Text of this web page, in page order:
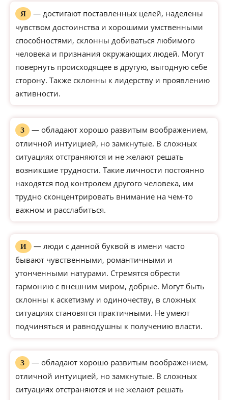
Я
— достигают поставленных целей, наделены
чувством достоинства и хорошими умственными
способностями, склонны добиваться любимого
человека и признания окружающих людей. Могут
повернуть происходящее в другую, выгодную себе
сторону. Также склонны к лидерству и проявлению
активности.
З
— обладают хорошо развитым воображением,
отличной интуицией, но замкнутые. В сложных
ситуациях отстраняются и не желают решать
возникшие трудности. Такие личности постоянно
находятся под контролем другого человека, им
трудно сконцентрировать внимание на чем-то
важном и расслабиться.
И
— люди с данной буквой в имени часто
бывают чувственными, романтичными и
утонченными натурами. Стремятся обрести
гармонию с внешним миром, добрые. Могут быть
склонны к аскетизму и одиночеству, в сложных
ситуациях становятся практичными. Не умеют
подчиняться и равнодушны к получению власти.
З
— обладают хорошо развитым воображением,
отличной интуицией, но замкнутые. В сложных
ситуациях отстраняются и не желают решать